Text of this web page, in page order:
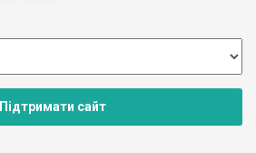
Підтримати сайт